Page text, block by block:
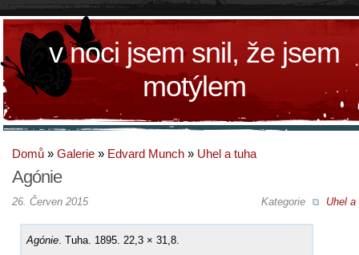
v noci jsem snil, že jsem
motýlem
Domů » Galerie » Edvard Munch » Uhel a tuha
Agónie
Kategorie Uhel a
26. Červen 2015
Agónie . Tuha. 1895. 22,3 × 31,8.